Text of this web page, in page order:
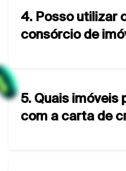
4. Posso utilizar
consórcio de
5. Quais imóveis
com a carta de